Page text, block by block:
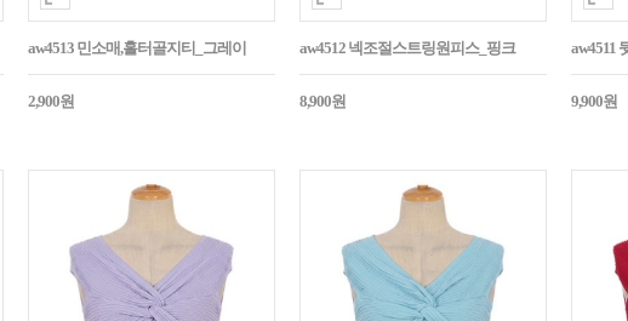
aw4513 민소매,홀터골지티_그레이
2,900원
aw4512 넥조절스트링원피스_핑크
8,900원
aw4511
9,900원